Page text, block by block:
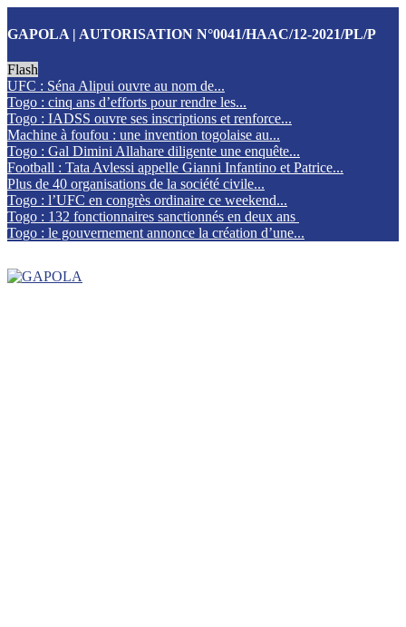
GAPOLA | AUTORISATION N°0041/HAAC/12-2021/PL/P
Flash
UFC : Séna Alipui ouvre au nom de...
Togo : cinq ans d’efforts pour rendre les...
Togo : IADSS ouvre ses inscriptions et renforce...
Machine à foufou : une invention togolaise au...
Togo : Gal Dimini Allahare diligente une enquête...
Football : Tata Avlessi appelle Gianni Infantino et Patrice...
Plus de 40 organisations de la société civile...
Togo : l’UFC en congrès ordinaire ce weekend...
Togo : 132 fonctionnaires sanctionnés en deux ans
Togo : le gouvernement annonce la création d’une...